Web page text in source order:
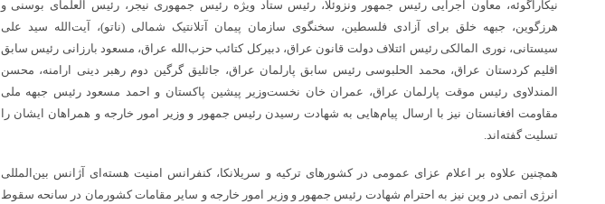
نیکاراگوئه، معاون اجرایی رئیس جمهور ونزوئلا، رئیس ستاد ویژه رئیس جمهوری نیجر، رئیس العلمای بوسنی و
هرزگوین، جبهه خلق برای آزادی فلسطین، سخنگوی سازمان پیمان آتلانتیک شمالی (ناتو)، آیت‌الله سید علی
سیستانی، نوری المالکی رئیس ائتلاف دولت قانون عراق، دبیرکل کتائب حزب‌الله عراق، مسعود بارزانی رئیس سابق
اقلیم کردستان عراق، محمد الحلبوسی رئیس سابق پارلمان عراق، جاثلیق گرگین دوم رهبر دینی ارامنه، محسن
المندلاوی رئیس موقت پارلمان عراق، عمران خان نخست‌وزیر پیشین پاکستان و احمد مسعود رئیس جبهه ملی
مقاومت افغانستان نیز با ارسال پیام‌هایی به شهادت رسیدن رئیس جمهور و وزیر امور خارجه و همراهان ایشان را
تسلیت گفته‌اند.
همچنین علاوه بر اعلام عزای عمومی در کشورهای ترکیه و سریلانکا، کنفرانس امنیت هسته‌ای آژانس بین‌المللی
انرژی اتمی در وین نیز به احترام شهادت رئیس جمهور و وزیر امور خارجه و سایر مقامات کشورمان در سانحه سقوط